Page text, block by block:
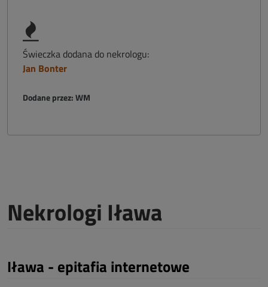
Świeczka dodana do nekrologu:
Jan Bonter
Dodane przez: WM
Nekrologi Iława
Iława - epitafia internetowe